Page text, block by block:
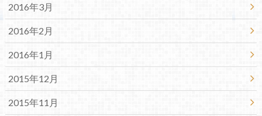
2016年3月
2016年2月
2016年1月
2015年12月
2015年11月